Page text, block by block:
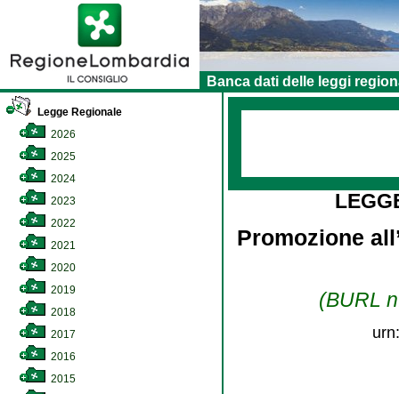
Banca dati delle leggi
Legge Regionale
2026
2025
2024
2023
2022
2021
2020
2019
2018
2017
2016
2015
Promozione
(BURL